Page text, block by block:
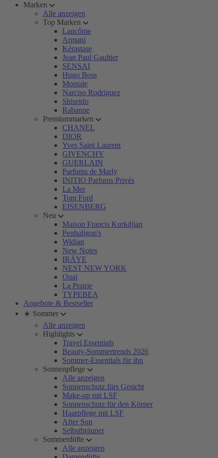
Marken
Alle anzeigen
Top Marken
Lancôme
Armani
Kérastase
Jean Paul Gaultier
SENSAI
Hugo Boss
Montale
Narciso Rodriguez
Shiseido
Rabanne
Premiummarken
CHANEL
DIOR
Yves Saint Laurent
GIVENCHY
GUERLAIN
Parfums de Marly
INITIO Parfums Privés
La Mer
Tom Ford
EISENBERG
Neu
Maison Francis Kurkdjian
Penhaligon's
Widian
New Notes
IRÄYE
NEST NEW YORK
Ouai
La Prairie
TYPEBEA
Angebote & Bestseller
☀️ Sommer
Alle anzeigen
Highlights
Travel Essentials
Beauty-Sommertrends 2026
Sommer-Essentials für ihn
Sonnenpflege
Alle anzeigen
Sonnenschutz fürs Gesicht
Make-up mit LSF
Sonnenschutz für den Körper
Haarpflege mit LSF
After Sun
Selbstbräuner
Sommerdüfte
Alle anzeigen